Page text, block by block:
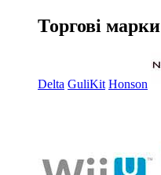
Торгові марки
Delta GuliKit Honson